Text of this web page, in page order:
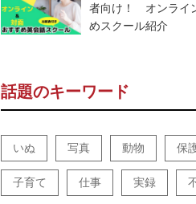
者向け！ オンライ
めスクール紹介
話題のキーワード
いぬ 写真 動物 保
子育て 仕事 実録